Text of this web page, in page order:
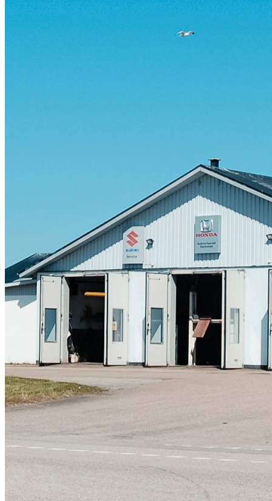
Skadeverkstad